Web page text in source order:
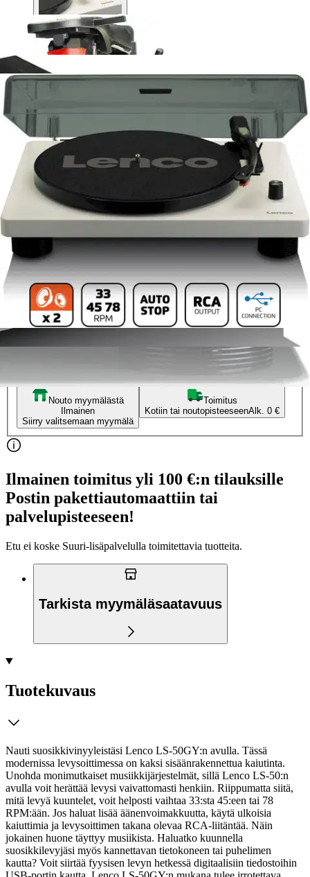
Lenco
Lenco levysoitin
sisäänrakennetuilla
kaiuttimilla LS-50GY harmaa
126,65 €
Asiakasomistajahinta
Hinta ilman S-Etukorttia: 149,00 €
Nouto myymälästä
Ilmainen
Siirry valitsemaan myymälä
Toimitus
Kotiin tai noutopisteeseenAlk. 0 €
Ilmainen toimitus yli 100 €:n tilauksille
Postin pakettiautomaattiin tai
palvelupisteeseen!
Etu ei koske Suuri‑lisäpalvelulla toimitettavia tuotteita.
Tarkista myymäläsaatavuus
Tuotekuvaus
Nauti suosikkivinyyleistäsi Lenco LS-50GY:n avulla. Tässä
modernissa levysoittimessa on kaksi sisäänrakennettua kaiutinta.
Unohda monimutkaiset musiikkijärjestelmät, sillä Lenco LS-50:n
avulla voit herättää levysi vaivattomasti henkiin. Riippumatta siitä,
mitä levyä kuuntelet, voit helposti vaihtaa 33:sta 45:een tai 78
RPM:ään. Jos haluat lisää äänenvoimakkuutta, käytä ulkoisia
kaiuttimia ja levysoittimen takana olevaa RCA-liitäntää. Näin
jokainen huone täyttyy musiikista. Haluatko kuunnella
suosikkilevyjäsi myös kannettavan tietokoneen tai puhelimen
kautta? Voit siirtää fyysisen levyn hetkessä digitaalisiin tiedostoihin